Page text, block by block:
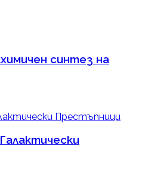
синтез на